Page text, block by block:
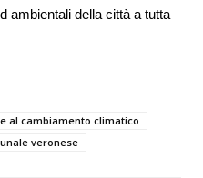
ambientali della città a tutta
al cambiamento climatico
veronese